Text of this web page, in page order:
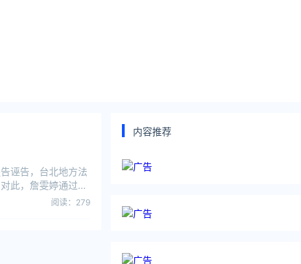
诬告，台北地方法
此，詹雯婷通过公
阅读：279
内容推荐